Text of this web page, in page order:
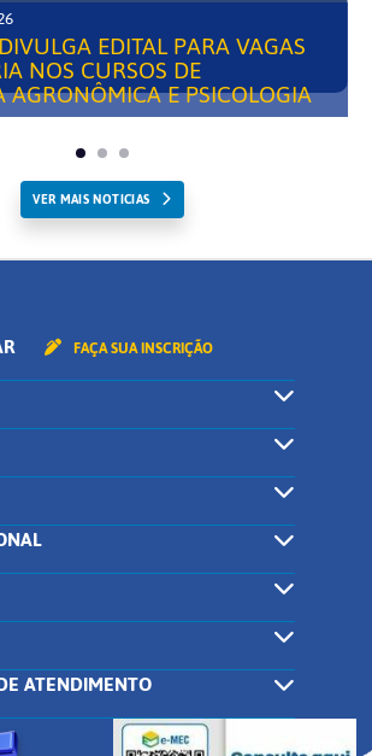
EDITAL PARA VAGAS
NOS CURSOS DE
E PSICOLOGIA
VER MAIS NOTICIAS
FAÇA SUA INSCRIÇÃO
ATENDIMENTO